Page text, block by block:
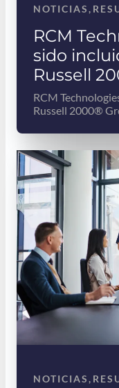
RCM
sido
Russell
NOTICIAS,
RCM
Russell 2000®
NOTICIAS,